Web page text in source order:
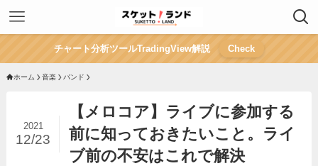
チャート分析ツールTradingView解説 Check
ホーム 音楽 バンド
【メロコア】ライブに参加する
前に知っておきたいこと。ライ
ブ前の不安はこれで解決
2021
12/23